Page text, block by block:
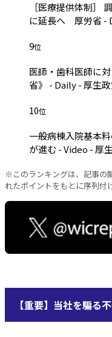
［医療提供体制］
に延長へ 厚労省 -
9位
医師・歯科医師に
省》 - Daily - 厚生
10位
一般病棟入院基本
が進む - Video - 厚
※このランキングは、記事の
れたポイントをもとに序列付
【重要】当社を騙る